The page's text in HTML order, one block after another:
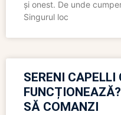
și onest. De unde
Singurul loc
SERENI CAPELLI
SĂ COMANZI